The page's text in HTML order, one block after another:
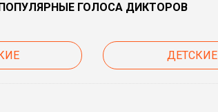
ГОЛОСА ДИКТОРОВ
ДЕТСКИЕ